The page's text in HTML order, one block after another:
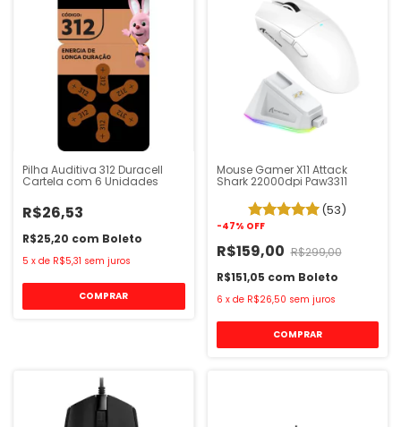
Pilha Auditiva 312 Duracell
Cartela com 6 Unidades
R$26,53
R$25,20 com Boleto
5 x de R$5,31 sem juros
Mouse Gamer X11 Attack
Shark 22000dpi Paw3311
(53)
-47% OFF
R$159,00 R$299,00
R$151,05 com Boleto
6 x de R$26,50 sem juros